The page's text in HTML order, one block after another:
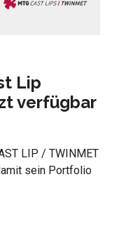
Lip
verfügbar
LIP / TWINMET
sein Portfolio